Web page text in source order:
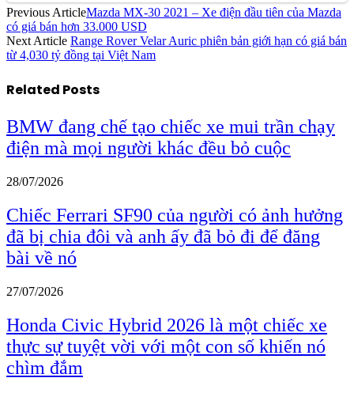
Previous ArticleMazda MX-30 2021 – Xe điện đầu tiên của Mazda
có giá bán hơn 33.000 USD
Next Article Range Rover Velar Auric phiên bản giới hạn có giá bán
từ 4,030 tỷ đồng tại Việt Nam
Related Posts
BMW đang chế tạo chiếc xe mui trần chạy
điện mà mọi người khác đều bỏ cuộc
28/07/2026
Chiếc Ferrari SF90 của người có ảnh hưởng
đã bị chia đôi và anh ấy đã bỏ đi để đăng
bài về nó
27/07/2026
Honda Civic Hybrid 2026 là một chiếc xe
thực sự tuyệt vời với một con số khiến nó
chìm đắm